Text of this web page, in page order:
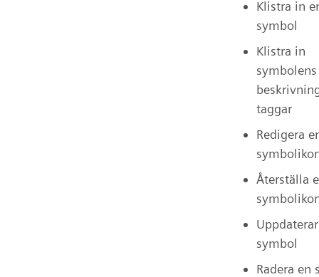
Klistra in
symbol
Klistra in
taggar
Redigera
Återställa
symbol
Radera en